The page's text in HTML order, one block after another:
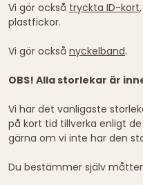
Vi gör också tryckta ID-kort
plastfickor.
Vi gör också nyckelband.
OBS! Alla storlekar är
Vi har det vanligaste
på kort tid tillverka enligt
gärna om vi inte har den
Du bestämmer själv